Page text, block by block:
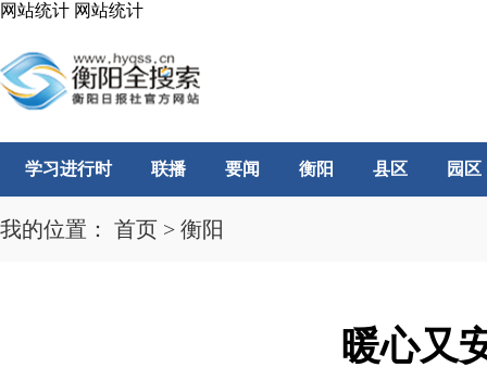
网站统计 网站统计
学习进行时 联播 要闻 衡阳 县区 园区
我的位置： 首页 > 衡阳
暖心又